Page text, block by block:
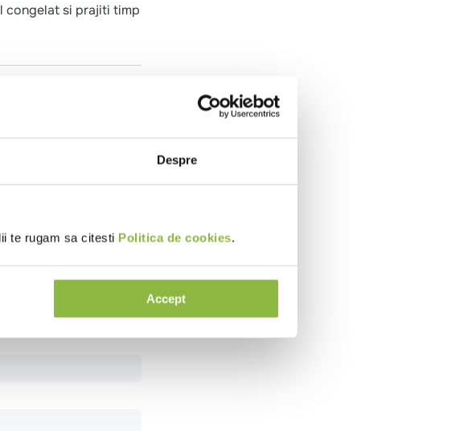
Despre
te rugam sa citesti Politica de cookies.
Accept
congelat si prajiti timp
de GRAU, cartofi
de ardei, extract de
amidon din